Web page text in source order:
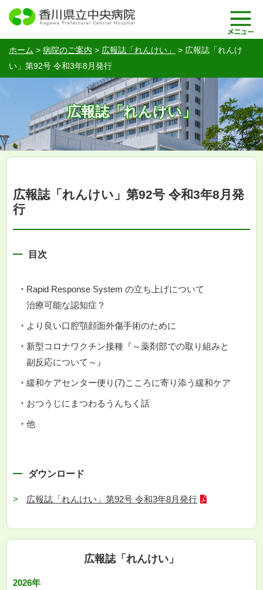
ホーム > 病院のご案内 > 広報誌「れんけい」 > 広報誌「れんけ
い」第92号 令和3年8月発行
広報誌「れんけい」
広報誌「れんけい」第92号 令和3年8月発
行
目次
Rapid Response System の立ち上げについて
治療可能な認知症？
より良い口腔顎顔面外傷手術のために
新型コロナワクチン接種『～薬剤部での取り組みと
副反応について～』
緩和ケアセンター便り(7)こころに寄り添う緩和ケア
おつうじにまつわるうんちく話
他
ダウンロード
広報誌「れんけい」第92号 令和3年8月発行
広報誌「れんけい」
2026年